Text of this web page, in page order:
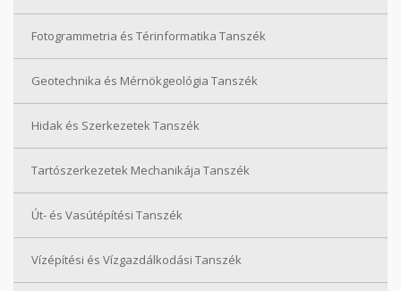
Fotogrammetria és Térinformatika Tanszék
Geotechnika és Mérnökgeológia Tanszék
Hidak és Szerkezetek Tanszék
Tartószerkezetek Mechanikája Tanszék
Út- és Vasútépítési Tanszék
Vízépítési és Vízgazdálkodási Tanszék